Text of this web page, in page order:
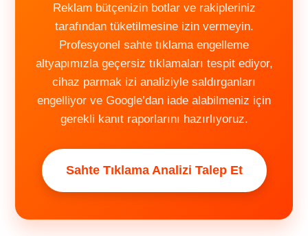
Reklam bütçenizin botlar ve rakipleriniz
tarafından tüketilmesine izin vermeyin.
Profesyonel sahte tıklama engelleme
altyapımızla geçersiz tıklamaları tespit ediyor,
cihaz parmak izi analiziyle saldırganları
engelliyor ve Google’dan iade alabilmeniz için
gerekli kanıt raporlarını hazırlıyoruz.
Sahte Tıklama Analizi Talep Et